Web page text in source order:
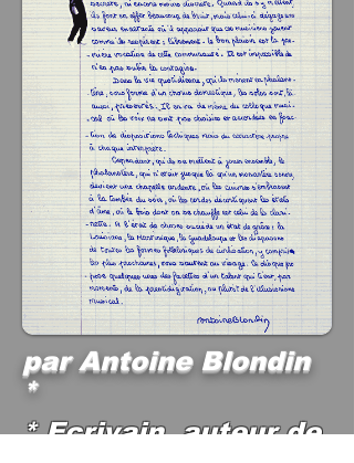
par Antoine Blondin
*
* Ecrivain, auteur de